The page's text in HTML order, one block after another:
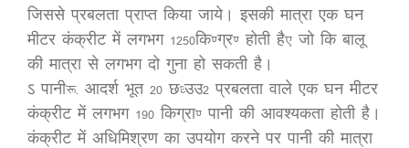
जिससे प्रबलता प्राप्त किया जाये। इसकी मात्रा एक घन
मीटर कंक्रीट में लगभग 1250कि.ग्र. होती है, जो कि बालू
की मात्रा से लगभग दो गुना हो सकती है।
ऽ पानी:- आदर्श भूत 20 छ/उउ2 प्रबलता वाले एक घन मीटर
कंक्रीट में लगभग 190 किग्रा. पानी की आवश्यकता होती है।
कंक्रीट में अधिमिश्रण का उपयोग करने पर पानी की मात्रा